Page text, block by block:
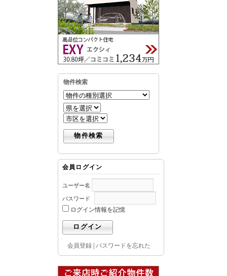
物件検索
会員ログイン
ユーザー名
パスワード
ログイン情報を記憶
会員登録 | パスワードを忘れた